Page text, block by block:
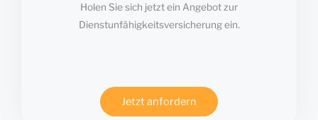
Holen Sie sich jetzt ein Angebot zur
Dienstunfähigkeitsversicherung ein.
Jetzt anfordern